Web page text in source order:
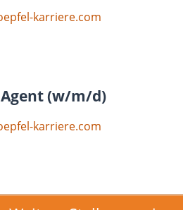
karriere.com
Agent (w/m/d)
karriere.com